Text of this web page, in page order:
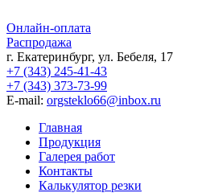
Онлайн-оплата
Распродажа
г. Екатеринбург, ул. Бебеля, 17
+7 (343) 245-41-43
+7 (343) 373-73-99
E-mail: orgsteklo66@inbox.ru
Главная
Продукция
Галерея работ
Контакты
Калькулятор резки